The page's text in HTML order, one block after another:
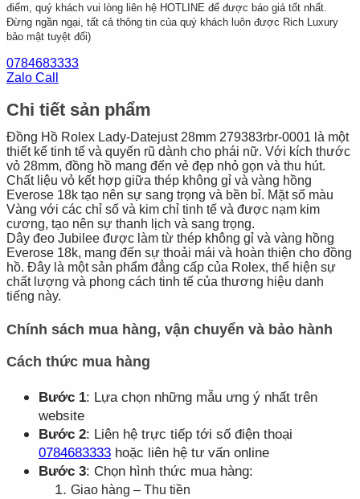
điểm, quý khách vui lòng liên hệ HOTLINE để được báo giá tốt nhất.
Đừng ngần ngại, tất cả thông tin của quý khách luôn được Rich Luxury
bảo mật tuyệt đối)
0784683333
Zalo Call
Chi tiết sản phẩm
Đồng Hồ Rolex Lady-Datejust 28mm 279383rbr-0001 là một
thiết kế tinh tế và quyến rũ dành cho phái nữ. Với kích thước
vỏ 28mm, đồng hồ mang đến vẻ đẹp nhỏ gọn và thu hút.
Chất liệu vỏ kết hợp giữa thép không gỉ và vàng hồng
Everose 18k tạo nên sự sang trọng và bền bỉ. Mặt số màu
Vàng với các chỉ số và kim chỉ tinh tế và được nạm kim
cương, tạo nên sự thanh lịch và sang trọng.
Dây đeo Jubilee được làm từ thép không gỉ và vàng hồng
Everose 18k, mang đến sự thoải mái và hoàn thiện cho đồng
hồ. Đây là một sản phẩm đẳng cấp của Rolex, thể hiện sự
chất lượng và phong cách tinh tế của thương hiệu danh
tiếng này.
Chính sách mua hàng, vận chuyển và bảo hành
Cách thức mua hàng
Bước 1: Lựa chọn những mẫu ưng ý nhất trên
website
Bước 2: Liên hệ trực tiếp tới số điện thoại
0784683333 hoặc liên hệ tư vấn online
Bước 3: Chọn hình thức mua hàng:
Giao hàng – Thu tiền